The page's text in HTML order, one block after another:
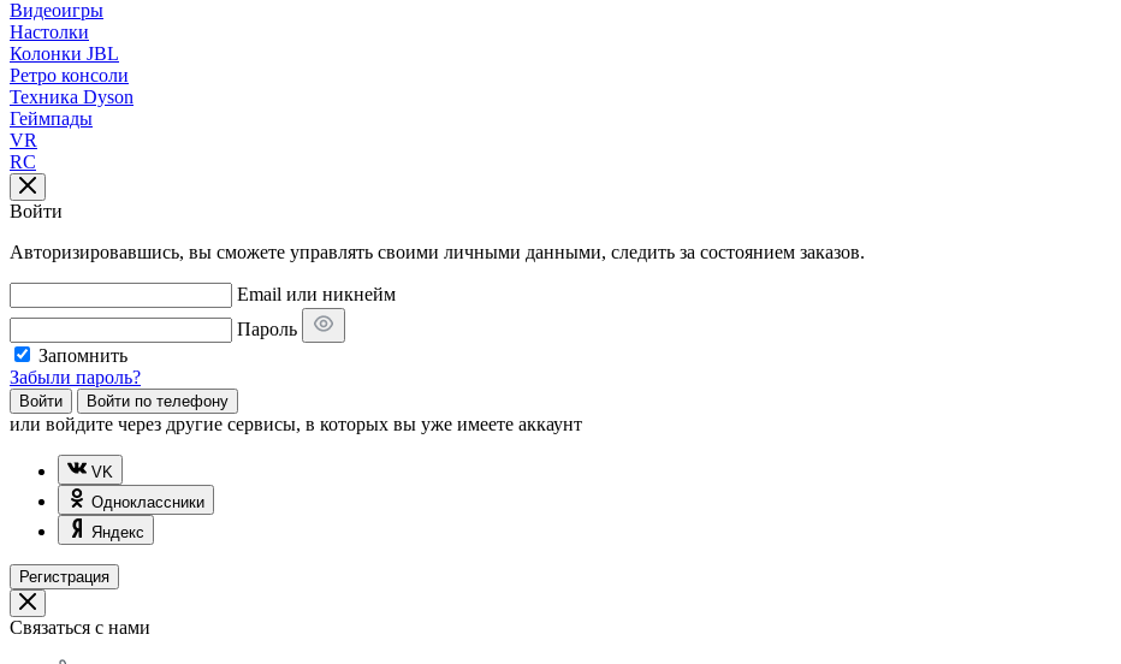
Видеоигры
Настолки
Колонки JBL
Ретро консоли
Техника Dyson
Геймпады
VR
RC
Войти
Авторизировавшись, вы сможете управлять своими личными данными, следить за состоянием заказов.
Email или никнейм
Пароль
Запомнить
Забыли пароль?
Войти Войти по телефону
или войдите через другие сервисы, в которых вы уже имеете аккаунт
VK
Одноклассники
Яндекс
Регистрация
Связаться с нами